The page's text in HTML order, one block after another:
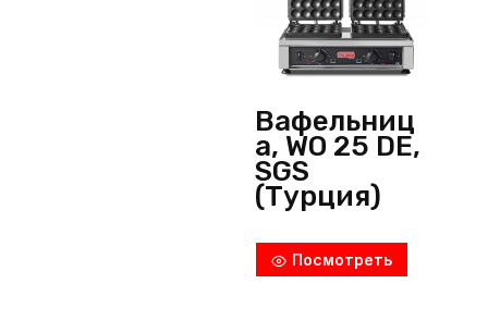
Вафельниц
а, WO 25 DE,
SGS
(Турция)
Посмотреть